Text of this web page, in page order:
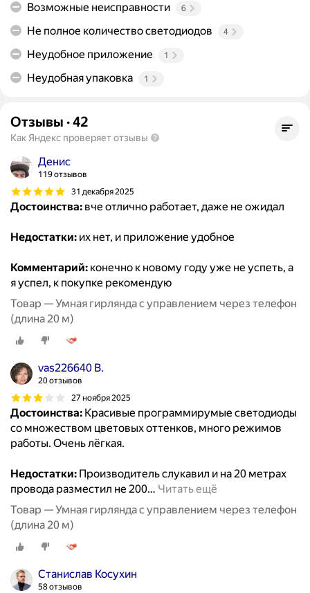
Возможные неисправности 6
Не полное количество светодиодов 4
Неудобное приложение 1
Неудобная упаковка 1
Отзывы ·42
Как Яндекс проверяет отзывы
Денис
119 отзывов
31 декабря 2025
Достоинства: вче отлично работает, даже не ожидал
Недостатки: их нет, и приложение удобное
Комментарий: конечно к новому году уже не успеть, а
я успел, к покупке рекомендую
Товар — Умная гирлянда с управлением через телефон
(длина 20 м)
vas226640 В.
20 отзывов
27 ноября 2025
Достоинства: Красивые программирумые светодиоды
со множеством цветовых оттенков, много режимов
работы. Очень лёгкая.
Недостатки: Производитель слукавил и на 20 метрах
провода разместил не 200… Читать ещё
Товар — Умная гирлянда с управлением через телефон
(длина 20 м)
Станислав Косухин
58 отзывов